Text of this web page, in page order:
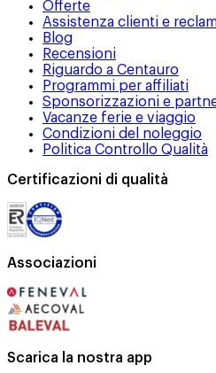
Offerte
Assistenza clienti e
Blog
Recensioni
Riguardo a Centauro
Programmi per affiliati
Sponsorizzazioni e
Vacanze ferie e viaggio
Condizioni del noleggio
Politica Controllo Qualità
Certificazioni di qualità
Associazioni
Scarica la nostra app